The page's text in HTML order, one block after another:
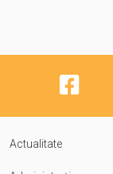
Actualitate